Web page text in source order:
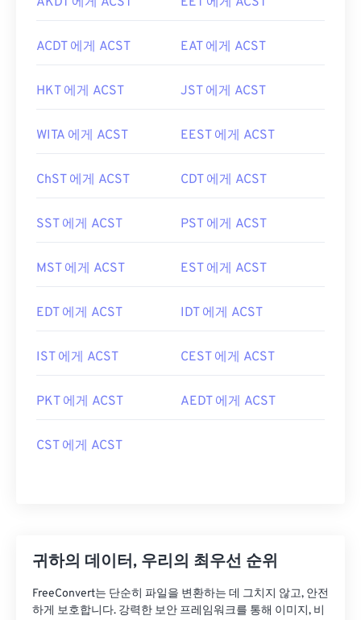
ACDT 에게 ACST EAT 에게 ACST
HKT 에게 ACST JST 에게 ACST
WITA 에게 ACST EEST 에게 ACST
ChST 에게 ACST CDT 에게 ACST
SST 에게 ACST PST 에게 ACST
MST 에게 ACST EST 에게 ACST
EDT 에게 ACST IDT 에게 ACST
IST 에게 ACST CEST 에게 ACST
PKT 에게 ACST AEDT 에게 ACST
CST 에게 ACST
귀하의 데이터, 우리의 최우선 순위
FreeConvert는 단순히 파일을 변환하는 데 그치지 않고, 안전
하게 보호합니다. 강력한 보안 프레임워크를 통해 이미지, 비